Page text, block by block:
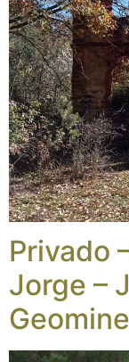
Privado
Jorge –